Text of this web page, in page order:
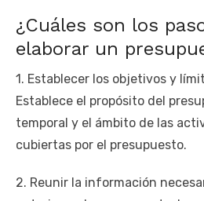
¿Cuáles son los
elaborar un
1. Establecer los objetivos y
Establece el propósito del
temporal y el ámbito de las
cubiertas por el presupuesto.
2. Reunir la información